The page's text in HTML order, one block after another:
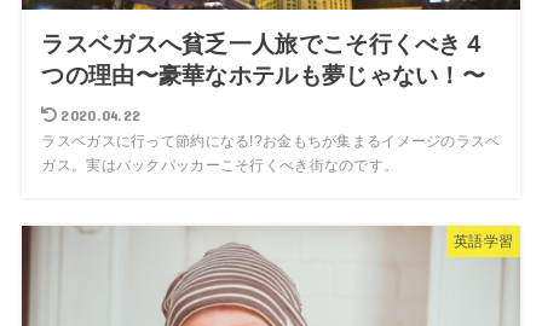
ラスベガスへ貧乏一人旅でこそ行くべき４
つの理由〜豪華なホテルも夢じゃない！〜
2020.04.22
ラスベガスに行って節約になる!?お金もちが集まるイメージのラスベ
ガス。実はバックパッカーこそ行くべき街なのです。
英語学習